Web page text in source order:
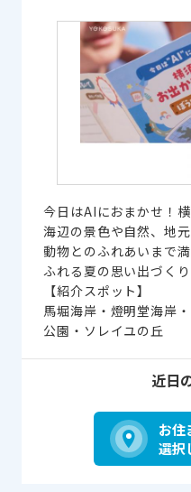
今日はAIにおまかせ！
海辺の景色や自然、地
動物とのふれあいまで
ふれる夏の思い出づくり
【紹介スポット】
馬堀海岸・燈明堂海岸
公園・ソレイユの丘
近日
お住
選択